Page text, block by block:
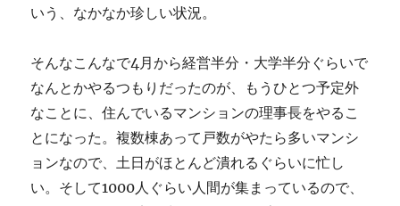
いう、なかなか珍しい状況。
そんなこんなで4月から経営半分・大学半分ぐらいで
なんとかやるつもりだったのが、もうひとつ予定外
なことに、住んでいるマンションの理事長をやるこ
とになった。複数棟あって戸数がやたら多いマンシ
ョンなので、土日がほとんど潰れるぐらいに忙し
い。そして1000人ぐらい人間が集まっているので、